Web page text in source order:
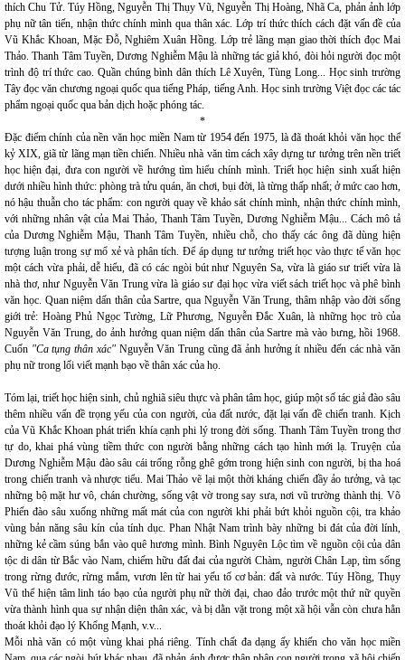
thích Chu Tử. Túy Hồng, Nguyễn Thị Thụy Vũ, Nguyễn Thị Hoàng, Nhã Ca, phản ảnh lớp
phụ nữ tân tiến, nhận thức chính mình qua thân xác. Lớp trí thức thích cách đặt vấn đề của
Vũ Khắc Khoan, Mặc Đỗ, Nghiêm Xuân Hồng. Lớp trẻ lãng mạn giao thời thích đọc Mai
Thảo. Thanh Tâm Tuyền, Dương Nghiễm Mậu là những tác giả khó, đòi hỏi người đọc một
trình độ trí thức cao. Quần chúng bình dân thích Lê Xuyên, Tùng Long... Học sinh trường
Tây đọc văn chương ngoại quốc qua tiếng Pháp, tiếng Anh. Học sinh trường Việt đọc các tác
phẩm ngoại quốc qua bản dịch hoặc phóng tác.
*
Đặc điểm chính của nền văn học miền Nam từ 1954 đến 1975, là đã thoát khỏi văn học thế
kỷ XIX, giã từ lãng mạn tiền chiến. Nhiều nhà văn tìm cách xây dựng tư tưởng trên nền triết
học hiện đại, đưa con người về hướng tìm hiểu chính mình. Triết học hiện sinh xuất hiện
dưới nhiều hình thức: phòng trà tửu quán, ăn chơi, bụi đời, là từng thấp nhất; ở mức cao hơn,
nó hậu thuẫn cho tác phẩm: con người quay về khảo sát chính mình, nhận thức chính mình,
với những nhân vật của Mai Thảo, Thanh Tâm Tuyền, Dương Nghiễm Mậu... Cách mô tả
của Dương Nghiễm Mậu, Thanh Tâm Tuyền, nhiều chỗ, cho thấy các ông đã dùng hiện
tượng luận trong sự mổ xẻ và phân tích. Để áp dụng tư tưởng triết học vào thực tế văn học
một cách vừa phải, dễ hiểu, đã có các ngòi bút như Nguyên Sa, vừa là giáo sư triết vừa là
nhà thơ, như Nguyễn Văn Trung vừa là giáo sư đại học vừa viết sách triết học và phê bình
văn học. Quan niệm dấn thân của Sartre, qua Nguyễn Văn Trung, thâm nhập vào đời sống
giới trẻ: Hoàng Phủ Ngọc Tường, Lữ Phương, Nguyễn Đắc Xuân, là những học trò của
Nguyễn Văn Trung, do ảnh hưởng quan niệm dấn thân của Sartre mà vào bưng, hồi 1968.
Cuốn "Ca tụng thân xác"Nguyễn Văn Trung cũng đã ảnh hưởng ít nhiều đến các nhà văn
phụ nữ trong lối viết mạnh bạo về thân xác của họ.
Tóm lại, triết học hiện sinh, chủ nghiã siêu thực và phân tâm học, giúp một số tác giả đào sâu
thêm nhiều vấn đề trọng yếu của con người, của đất nước, đặt lại vấn đề chiến tranh. Kịch
của Vũ Khắc Khoan phát triển khía cạnh phi lý trong đời sống. Thanh Tâm Tuyền trong thơ
tự do, khai phá vùng tiềm thức con người bằng những cách tạo hình mới lạ. Truyện của
Dương Nghiễm Mậu đào sâu cái trống rỗng ghê gớm trong hiện sinh con người, bị tha hoá
trong chiến tranh và nhược tiểu. Mai Thảo vẽ lại một thời kháng chiến đầy ảo tưởng, và tạc
những bộ mặt hư vô, chán chường, sống vật vờ trong say sưa, nơi vũ trường thành thị. Võ
Phiến đào sâu xuống những mất mát của con người khi phải bứt khỏi nguồn cội, tra khảo
vùng bản năng sâu kín của tính dục. Phan Nhật Nam trình bày những bi đát của đời lính,
những kẻ cầm súng bắn vào quê hương mình. Bình Nguyên Lộc tìm về nguồn cội của dân
tộc di dân từ Bắc vào Nam, chiếm hữu đất đai của người Chàm, người Chân Lạp, tìm sống
trong rừng đước, rừng mắm, vươn lên từ hai yếu tố cơ bản: đất và nước. Túy Hồng, Thụy
Vũ thể hiện tâm linh táo bạo của người phụ nữ thời đại, chao đảo trước một thứ nữ quyền
vừa thành hình qua sự nhận diện thân xác, và bị dằn vặt trong một xã hội vẫn còn chưa hẳn
thoát khỏi đạo lý Khổng Mạnh, v.v...
Mỗi nhà văn có một vùng khai phá riêng. Tính chất đa dạng ấy khiến cho văn học miền